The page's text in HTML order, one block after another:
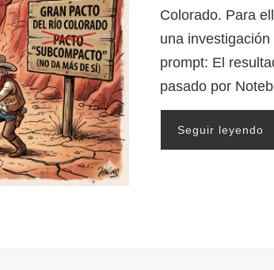
Colorado. Para
una
prompt: El
pasado por
Seguir leyendo